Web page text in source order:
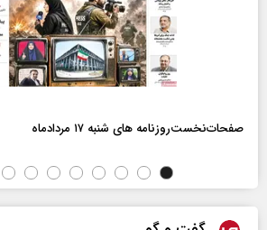
صفحات‌نخست‌روزنامه ها‌ی شنبه ۱۷ مردادماه